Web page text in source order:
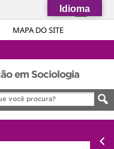
MAPA DO SITE
Simplifique!
Acesso à informação
Legislação
Canais
em Sociologia
Idioma